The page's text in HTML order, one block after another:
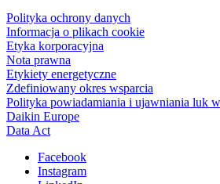
Polityka ochrony danych
Informacja o plikach cookie
Etyka korporacyjna
Nota prawna
Etykiety energetyczne
Zdefiniowany okres wsparcia
Polityka powiadamiania i ujawniania luk
Daikin Europe
Data Act
Facebook
Instagram